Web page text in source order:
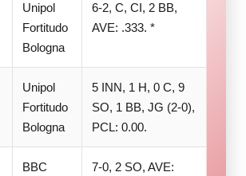
Unipol
Fortitudo
Bologna
6-2, C, CI, 2 BB,
AVE: .333. *
Unipol
Fortitudo
Bologna
5 INN, 1 H, 0 C, 9
SO, 1 BB, JG (2-0),
PCL: 0.00.
BBC
7-0, 2 SO, AVE: